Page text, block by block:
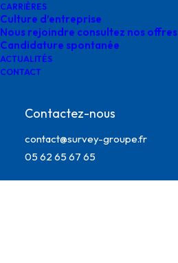
CARRIÈRES
Culture d’entreprise
Nous rejoindre consultez nos offres
Candidature spontanée
ACTUALITÉS
CONTACT
Contactez-nous
contact@survey-groupe.fr
05 62 65 67 65
digitalisation environnement